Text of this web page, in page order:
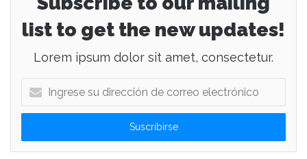
list to get the new updates!
Lorem ipsum dolor sit amet, consectetur.
g
e